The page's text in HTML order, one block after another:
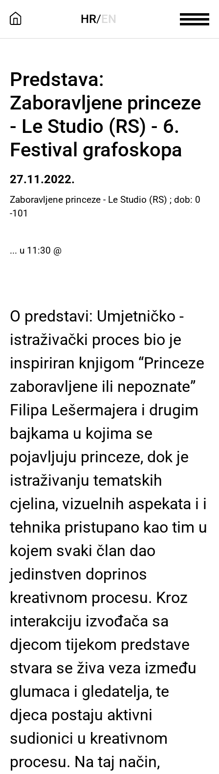
HR/EN
Predstava:
Zaboravljene princeze
- Le Studio (RS) - 6.
Festival grafoskopa
27.11.2022.
Zaboravljene princeze - Le Studio (RS) ; dob: 0
-101
... u 11:30 @
O predstavi: Umjetničko -
istraživački proces bio je
inspiriran knjigom “Princeze
zaboravljene ili nepoznate”
Filipa Lešermajera i drugim
bajkama u kojima se
pojavljuju princeze, dok je
istraživanju tematskih
cjelina, vizuelnih aspekata i i
tehnika pristupano kao tim u
kojem svaki član dao
jedinstven doprinos
kreativnom procesu. Kroz
interakciju izvođača sa
djecom tijekom predstave
stvara se živa veza između
glumaca i gledatelja, te
djeca postaju aktivni
sudionici u kreativnom
procesu. Na taj način,